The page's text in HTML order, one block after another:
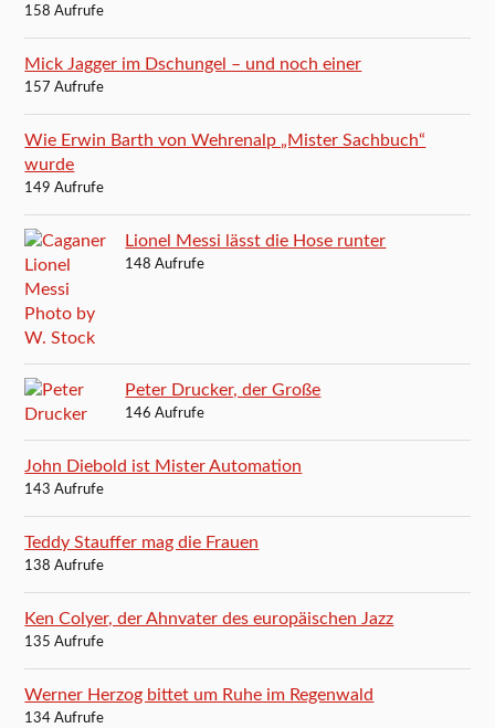
158 Aufrufe
Mick Jagger im Dschungel – und noch einer
157 Aufrufe
Wie Erwin Barth von Wehrenalp „Mister Sachbuch“
wurde
149 Aufrufe
Lionel Messi lässt die Hose runter
148 Aufrufe
Peter Drucker, der Große
146 Aufrufe
John Diebold ist Mister Automation
143 Aufrufe
Teddy Stauffer mag die Frauen
138 Aufrufe
Ken Colyer, der Ahnvater des europäischen Jazz
135 Aufrufe
Werner Herzog bittet um Ruhe im Regenwald
134 Aufrufe